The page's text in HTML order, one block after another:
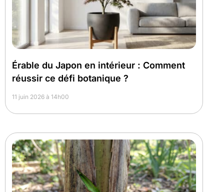
Érable du Japon en intérieur : Comment
réussir ce défi botanique ?
11 juin 2026 à 14h00